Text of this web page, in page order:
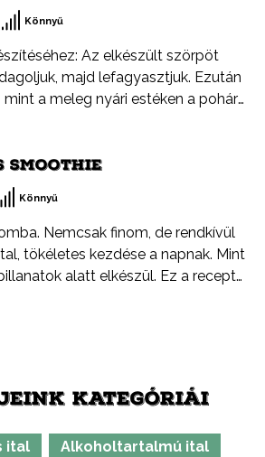
Könnyű
Az elkészült szörpöt
majd lefagyasztjuk. Ezután
a meleg nyári estéken a pohár
SMOOTHIE
Könnyű
Nemcsak finom, de rendkívül
tökéletes kezdése a napnak. Mint
alatt elkészül. Ez a recept
KATEGÓRIÁI
ital
Alkoholtartalmú ital